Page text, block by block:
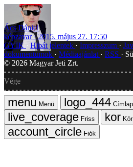
Ács Dániel
képzavar
2015. május 27. 17:50
GYIK
Hibát jelentek Impresszum
dokumentumok
Médiaajánlat RSS
© 2026 Magyar Jeti Zrt.
Vége
Menü
Címlap
Friss
Kör
Fiók